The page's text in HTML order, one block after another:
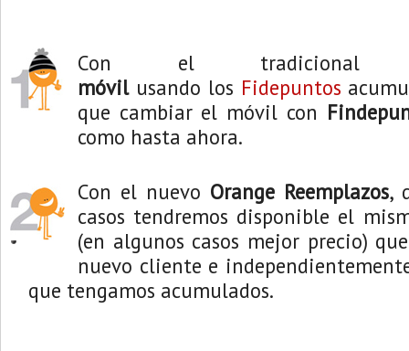
Con el
móvilusando los Fidepuntos
que cambiar el móvil con
como hasta ahora.
Con el nuevo Orange Reemplazos,
casos tendremos disponible el
(en algunos casos mejor precio)
nuevo cliente e
que tengamos acumulados.